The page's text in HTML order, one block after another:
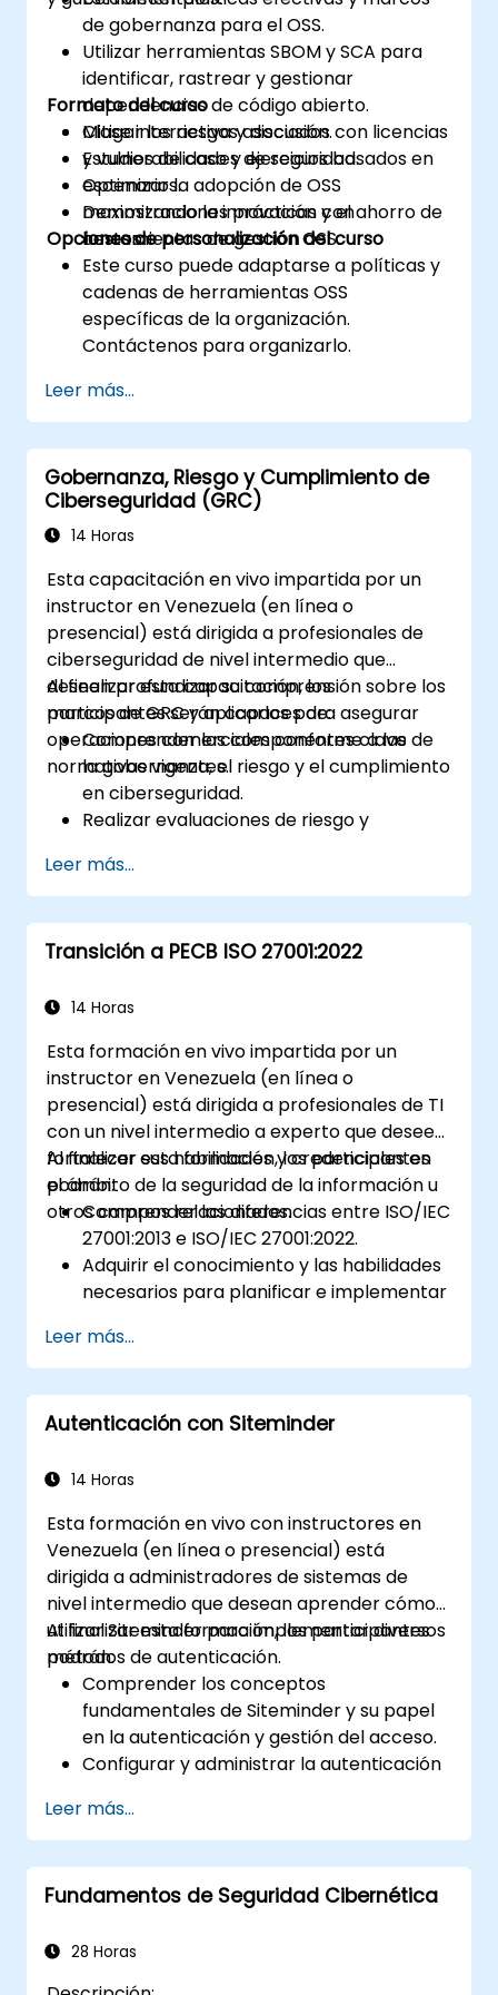
de gobernanza para el OSS.
Utilizar herramientas SBOM y SCA para
identificar, rastrear y gestionar
dependencias de código abierto.
Mitigar los riesgos asociados con licencias
y vulnerabilidades de seguridad.
Optimizar la adopción de OSS
maximizando la innovación y el ahorro de
costos.
Formato del curso
Clase interactiva y discusión.
Estudios de caso y ejercicios basados en
escenarios.
Demostraciones prácticas con
herramientas de gestión OSS.
Opciones de personalización del curso
Este curso puede adaptarse a políticas y
cadenas de herramientas OSS
específicas de la organización.
Contáctenos para organizarlo.
Leer más...
Gobernanza, Riesgo y Cumplimiento de
Ciberseguridad (GRC)
14 Horas
Esta capacitación en vivo impartida por un
instructor en Venezuela (en línea o
presencial) está dirigida a profesionales de
ciberseguridad de nivel intermedio que
deseen profundizar su comprensión sobre los
marcos de GRC y aplicarlos para asegurar
operaciones comerciales conforme a las
normativas vigentes.
Al finalizar esta capacitación, los
participantes serán capaces de:
Comprender los componentes clave de
la gobernanza, el riesgo y el cumplimiento
en ciberseguridad.
Realizar evaluaciones de riesgo y
mitigación.
Implementar medidas de cumplimiento y
gestionar los requisitos regulatorios.
Elaborar y hacer cumplir políticas y
Leer más...
Transición a PECB ISO 27001:2022
14 Horas
Esta formación en vivo impartida por un
instructor en Venezuela (en línea o
presencial) está dirigida a profesionales de TI
con un nivel intermedio a experto que deseen
fortalecer sus habilidades y credenciales en
el ámbito de la seguridad de la información u
otros campos relacionados.
Al finalizar esta formación, los participantes
podrán:
Comprender las diferencias entre ISO/IEC
27001:2013 e ISO/IEC 27001:2022.
Adquirir el conocimiento y las habilidades
necesarios para planificar e implementar
versión 2022 de manera eficiente.
Aplicar los conocimientos en escenarios
reales, facilitando una transición fluida
dentro de sus respectivas organizaciones.
Leer más...
Autenticación con Siteminder
14 Horas
Esta formación en vivo con instructores en
Venezuela (en línea o presencial) está
dirigida a administradores de sistemas de
nivel intermedio que desean aprender cómo
utilizar Siteminder para implementar diversos
métodos de autenticación.
Al finalizar esta formación, los participantes
podrán:
Comprender los conceptos
fundamentales de Siteminder y su papel
en la autenticación y gestión del acceso.
Configurar y administrar la autenticación
Implementar diversos métodos de
autenticación admitidos por Siteminder.
Solucionar problemas comunes
relacionados con la autenticación de
Integrar Siteminder con otros
Leer más...
Fundamentos de Seguridad Cibernética
28 Horas